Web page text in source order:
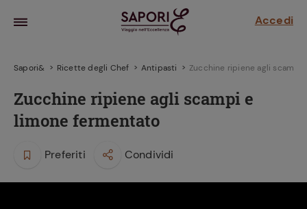
Accedi
Sapori& Ricette degli Chef Antipasti Zucchine ripiene agli scampi
Zucchine ripiene agli scampi e
limone fermentato
Preferiti Condividi